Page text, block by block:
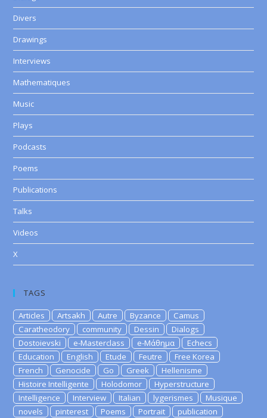
Divers
Drawings
Interviews
Mathematiques
Music
Plays
Podcasts
Poems
Publications
Talks
Videos
X
TAGS
Articles Artsakh Autre Byzance
Camus
Caratheodory
community Dessin
Dialogs
Dostoievski
e-Masterclass e-Μάθημα
Echecs
Education
English Etude Feutre
Free Korea
French
Genocide Go Greek
Hellenisme
Histoire Intelligente
Holodomor
Hyperstructure
Intelligence
Interview Italian lygerismes
Musique
novels
pinterest Poems Portrait
publication